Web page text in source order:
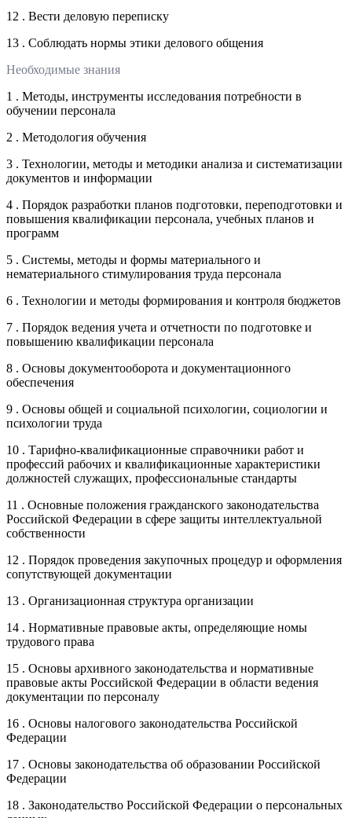
12 . Вести деловую переписку
13 . Соблюдать нормы этики делового общения
Необходимые знания
1 . Методы, инструменты исследования потребности в
обучении персонала
2 . Методология обучения
3 . Технологии, методы и методики анализа и систематизации
документов и информации
4 . Порядок разработки планов подготовки, переподготовки и
повышения квалификации персонала, учебных планов и
программ
5 . Системы, методы и формы материального и
нематериального стимулирования труда персонала
6 . Технологии и методы формирования и контроля бюджетов
7 . Порядок ведения учета и отчетности по подготовке и
повышению квалификации персонала
8 . Основы документооборота и документационного
обеспечения
9 . Основы общей и социальной психологии, социологии и
психологии труда
10 . Тарифно-квалификационные справочники работ и
профессий рабочих и квалификационные характеристики
должностей служащих, профессиональные стандарты
11 . Основные положения гражданского законодательства
Российской Федерации в сфере защиты интеллектуальной
собственности
12 . Порядок проведения закупочных процедур и оформления
сопутствующей документации
13 . Организационная структура организации
14 . Нормативные правовые акты, определяющие номы
трудового права
15 . Основы архивного законодательства и нормативные
правовые акты Российской Федерации в области ведения
документации по персоналу
16 . Основы налогового законодательства Российской
Федерации
17 . Основы законодательства об образовании Российской
Федерации
18 . Законодательство Российской Федерации о персональных